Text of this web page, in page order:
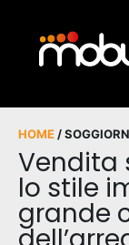
HOME /
Vendita
lo stile
grande